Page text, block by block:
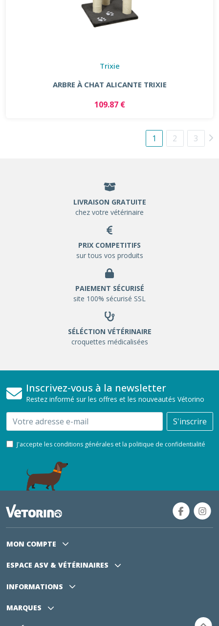
Trixie
ARBRE À CHAT ALICANTE TRIXIE
109.87 €
1 2 3
LIVRAISON GRATUITE
chez votre vétérinaire
PRIX COMPETITIFS
sur tous vos produits
PAIEMENT SÉCURISÉ
site 100% sécurisé SSL
SÉLÉCTION VÉTÉRINAIRE
croquettes médicalisées
Inscrivez-vous à la newsletter
Restez informé sur les offres et les nouveautés Vétorino
Email S'inscrire
J'accepte les conditions générales et la politique de confidentialité
MON COMPTE
ESPACE ASV & VÉTÉRINAIRES
INFORMATIONS
MARQUES